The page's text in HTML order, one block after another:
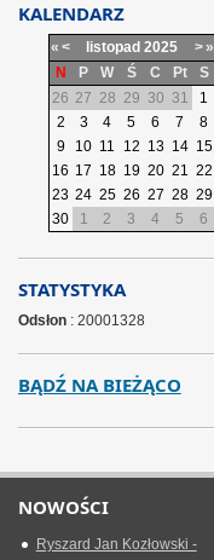
KALENDARZ
« < listopad 2025 >»
N
P W Ś C Pt
S
26 27 28 29 30 31
1
2
3 4 5 6 7
8
9
10 11 12 13 14 15
16 17 18 19 20 21 22
23 24 25 26 27 28 29
30
1 2 3 4 5 6
STATYSTYKA
Odsłon: 20001328
BĄDŹ NA BIEŻĄCO
NOWOŚCI
Ryszard Jan Kozłowski -